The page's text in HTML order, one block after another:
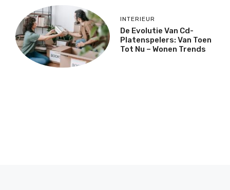
INTERIEUR
De Evolutie Van Cd-
Platenspelers: Van Toen
Tot Nu – Wonen Trends